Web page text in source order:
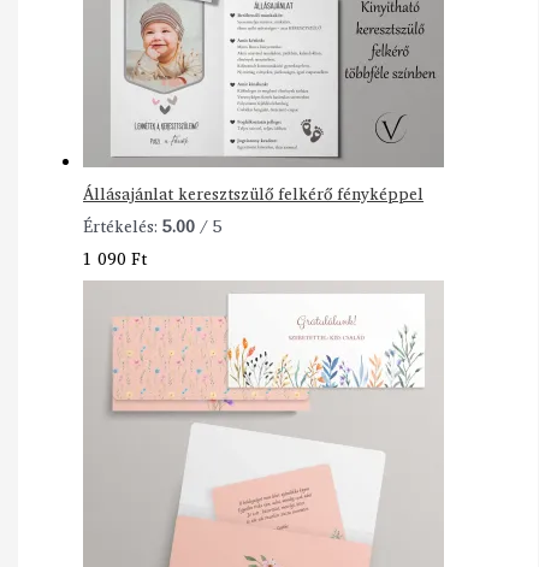
Állásajánlat keresztszülő felkérő fényképpel
Értékelés:5.00/ 5
1 090Ft